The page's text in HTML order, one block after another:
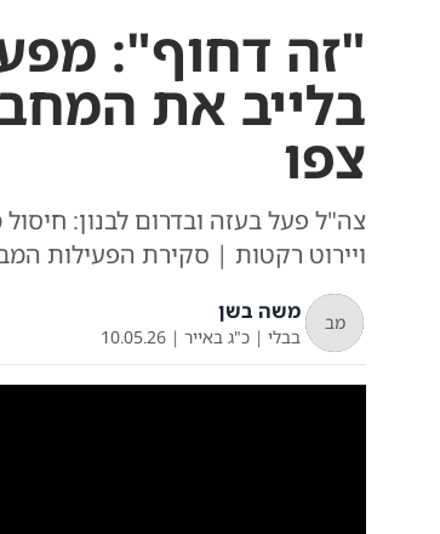
"זה דחוף":
בלייב את
צפו
ויירוט רקטות | סקירת הפעילות
מב משה בשן
בבלי| כ"ג באייר |
10.05.26